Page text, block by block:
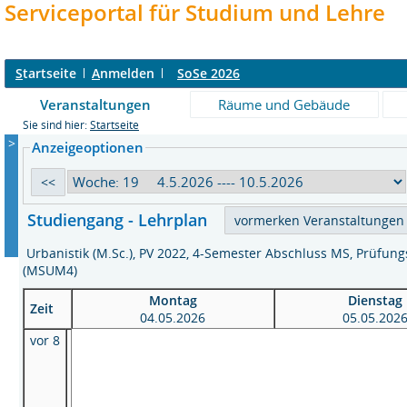
Serviceportal für Studium und Lehre
Startseite Anmelden SoSe 2026
Veranstaltungen Räume und Gebäude
Sie sind hier: Startseite
> Anzeigeoptionen
Studiengang - Lehrplan
Urbanistik (M.Sc.), PV 2022, 4-Semester Abschluss MS,
(MSUM4)
Zeit
Montag
04.05.2026
Dienstag
vor 8